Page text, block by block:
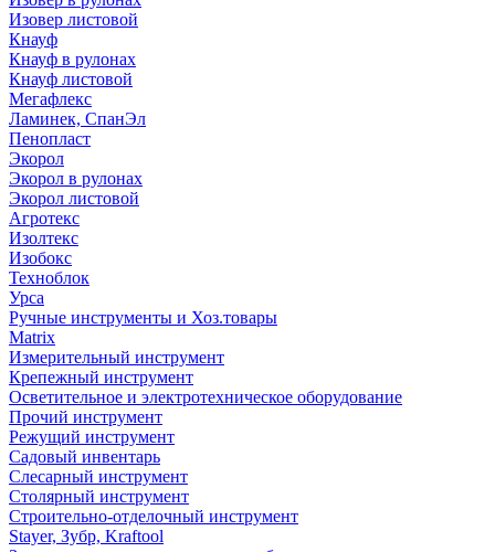
Изовер листовой
Кнауф
Кнауф в рулонах
Кнауф листовой
Мегафлекс
Ламинек, СпанЭл
Пенопласт
Экорол
Экорол в рулонах
Экорол листовой
Агротекс
Изолтекс
Изобокс
Техноблок
Урса
Ручные инструменты и Хоз.товары
Matrix
Измерительный инструмент
Крепежный инструмент
Осветительное и электротехническое оборудование
Прочий инструмент
Режущий инструмент
Садовый инвентарь
Слесарный инструмент
Столярный инструмент
Строительно-отделочный инструмент
Stayer, Зубр, Kraftool